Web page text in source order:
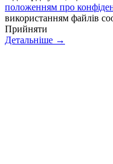
положенням про
використанням файлів
Прийняти
Детальніше →